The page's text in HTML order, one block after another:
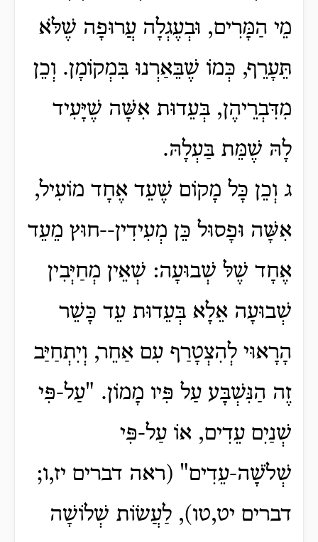
מֵי הַמָּרִים, וּבְעֶגְלָה עֲרוּפָה שֶׁלֹּא
תֵּעָרֵף, כְּמוֹ שֶׁבֵּאַרְנוּ בִּמְקוֹמָן. וְכֵן
מִדִּבְרֵיהֶן, בְּעֵדוּת אִשָּׁה שֶׁיָּעִיד
לָהּ שֶׁמֵּת בַּעְלָהּ.
ג וְכֵן כָּל מָקוֹם שֶׁעֵד אֶחָד מוֹעִיל,
אִשָּׁה וּפָסוּל כֵּן מְעִידִין--חוּץ מֵעֵד
אֶחָד שֶׁלּ שְׁבוּעָה: שְׁאֵין מְחַיְּבִין
שְׁבוּעָה אֵלָא בְּעֵדוּת עֵד כָּשֵׁר
הָרָאוּי לְהִצְטָרַף עִם אַחֵר, וְיִתְחַיַּב
זֶה הַנִּשְׁבָּע עַל פִּיו מָמוֹן. "עַל-פִּי
שְׁנַיִם עֵדִים, אוֹ עַל-פִּי
שְׁלֹשָׁה-עֵדִים" (ראה דברים יז,ו;
דברים יט,טו), לַעֲשׂוֹת שְׁלוֹשָׁה